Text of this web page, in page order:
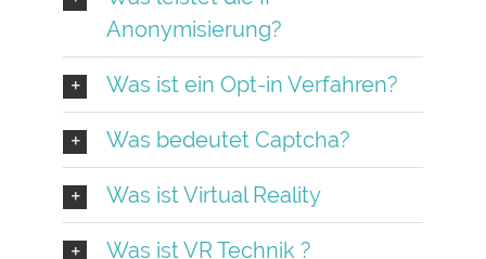
Anonymisierung?
Was ist ein Opt-in Verfahren?
Was bedeutet Captcha?
Was ist Virtual Reality
Was ist VR Technik ?